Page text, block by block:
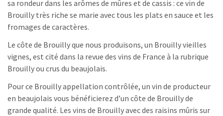
sa rondeur dans les arômes de mûres et de cassis : ce vin de
Brouilly très riche se marie avec tous les plats en sauce et les
fromages de caractères.
Le côte de Brouilly que nous produisons, un Brouilly vieilles
vignes, est cité dans la revue des vins de France à la rubrique
Brouilly ou crus du beaujolais.
Pour ce Brouilly appellation contrôlée, un vin de producteur
en beaujolais vous bénéficierez d’un côte de Brouilly de
grande qualité. Les vins de Brouilly avec des raisins mûris sur